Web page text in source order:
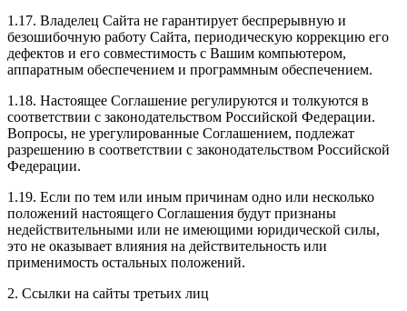
1.17. Владелец Сайта не гарантирует беспрерывную и
безошибочную работу Сайта, периодическую коррекцию его
дефектов и его совместимость с Вашим компьютером,
аппаратным обеспечением и программным обеспечением.
1.18. Настоящее Соглашение регулируются и толкуются в
соответствии с законодательством Российской Федерации.
Вопросы, не урегулированные Соглашением, подлежат
разрешению в соответствии с законодательством Российской
Федерации.
1.19. Если по тем или иным причинам одно или несколько
положений настоящего Соглашения будут признаны
недействительными или не имеющими юридической силы,
это не оказывает влияния на действительность или
применимость остальных положений.
2. Ссылки на сайты третьих лиц